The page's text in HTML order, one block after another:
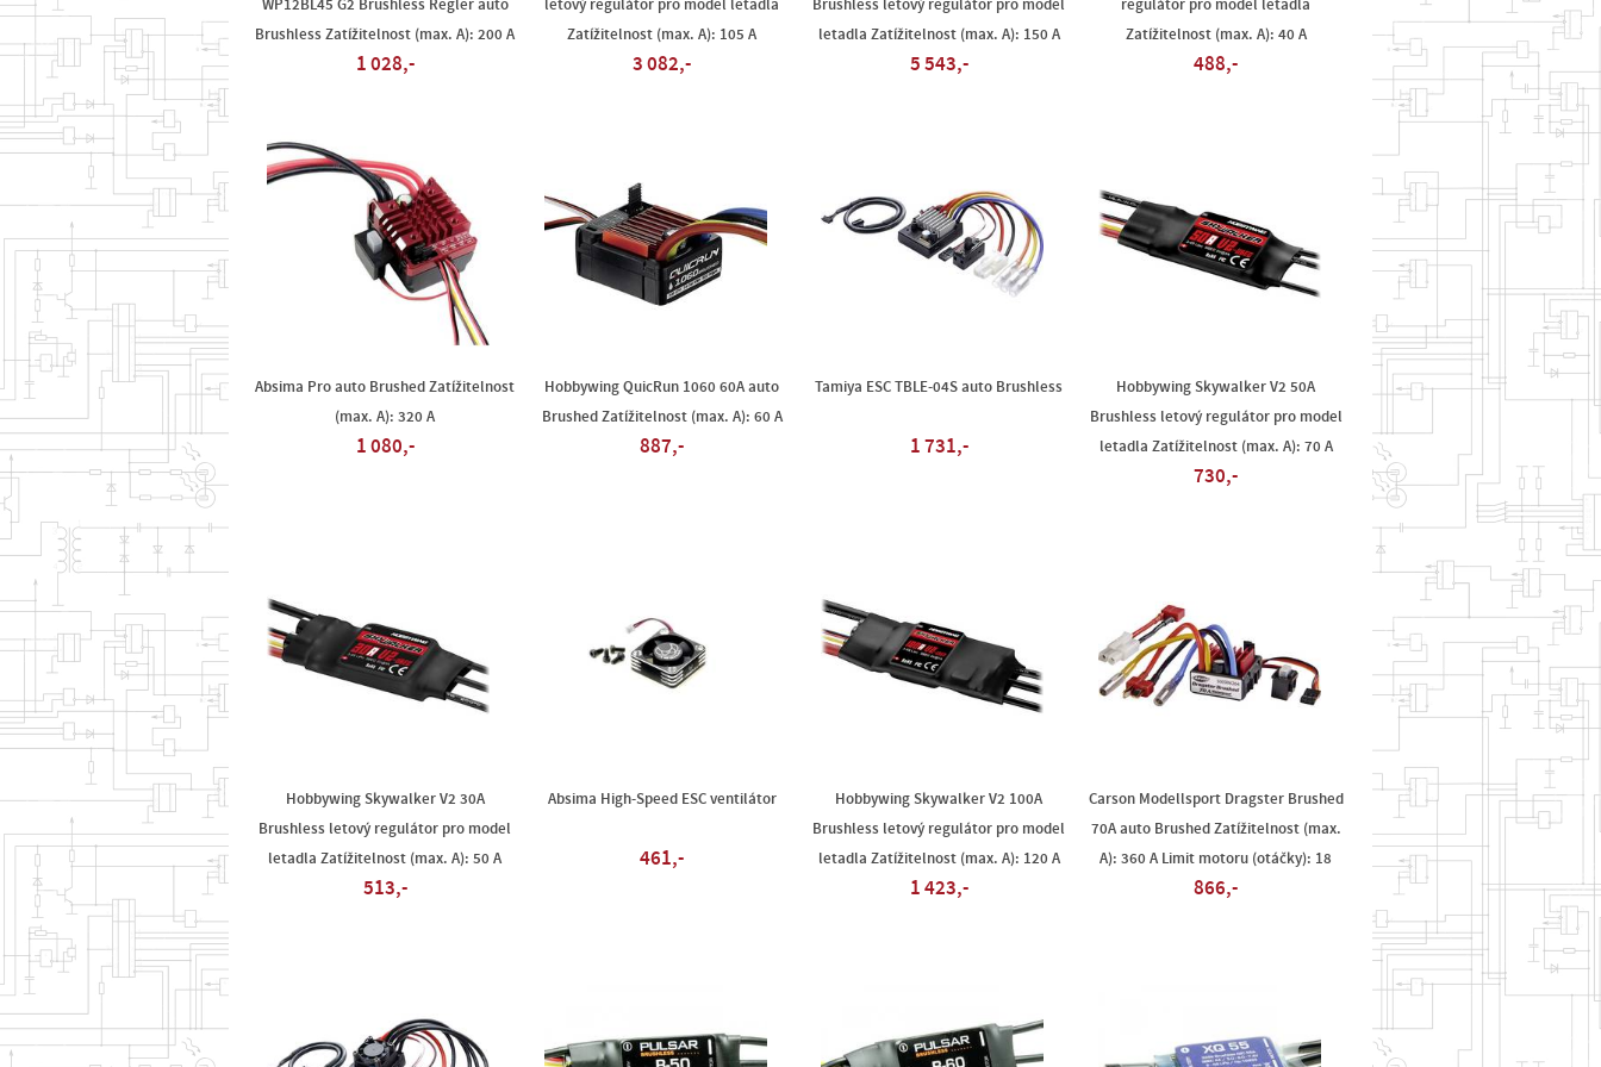
WP12BL45 G2 Brushless Regler auto
Brushless Zatížitelnost (max. A): 200 A
1 028,-
letový regulátor pro model letadla
Zatížitelnost (max. A): 105 A
3 082,-
Brushless letový regulátor pro model
letadla Zatížitelnost (max. A): 150 A
5 543,-
regulátor pro model letadla
Zatížitelnost (max. A): 40 A
488,-
Absima Pro auto Brushed Zatížitelnost
(max. A): 320 A
1 080,-
Hobbywing QuicRun 1060 60A auto
Brushed Zatížitelnost (max. A): 60 A
887,-
Tamiya ESC TBLE-04S auto Brushless
1 731,-
Hobbywing Skywalker V2 50A
Brushless letový regulátor pro model
letadla Zatížitelnost (max. A): 70 A
730,-
Hobbywing Skywalker V2 30A
Brushless letový regulátor pro model
letadla Zatížitelnost (max. A): 50 A
513,-
Absima High-Speed ESC ventilátor
461,-
Hobbywing Skywalker V2 100A
Brushless letový regulátor pro model
letadla Zatížitelnost (max. A): 120 A
1 423,-
Carson Modellsport Dragster Brushed
70A auto Brushed Zatížitelnost (max.
A): 360 A Limit motoru (otáčky): 18
866,-